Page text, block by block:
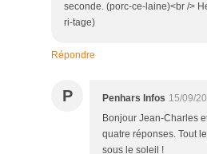
seconde. (porc-ce-laine)<br />
ri-tage)
Répondre
P Penhars Infos 15/09/
Bonjour Jean-Charles
quatre réponses. Tout
sous le soleil !